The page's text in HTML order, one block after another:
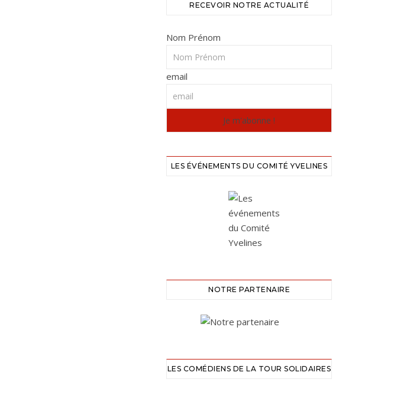
RECEVOIR NOTRE ACTUALITÉ
Nom Prénom
email
LES ÉVÉNEMENTS DU COMITÉ YVELINES
NOTRE PARTENAIRE
LES COMÉDIENS DE LA TOUR SOLIDAIRES